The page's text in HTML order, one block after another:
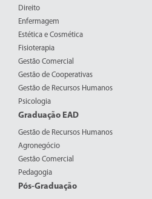
Direito
Enfermagem
Estética e Cosmética
Fisioterapia
Gestão Comercial
Gestão de Cooperativas
Gestão de Recursos Humanos
Psicologia
Graduação EAD
Gestão de Recursos Humanos
Agronegócio
Gestão Comercial
Pedagogia
Pós-Graduação